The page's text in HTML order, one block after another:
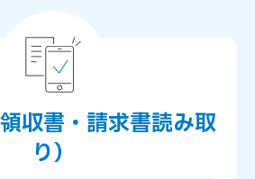
領収書・請求書読み取
り）